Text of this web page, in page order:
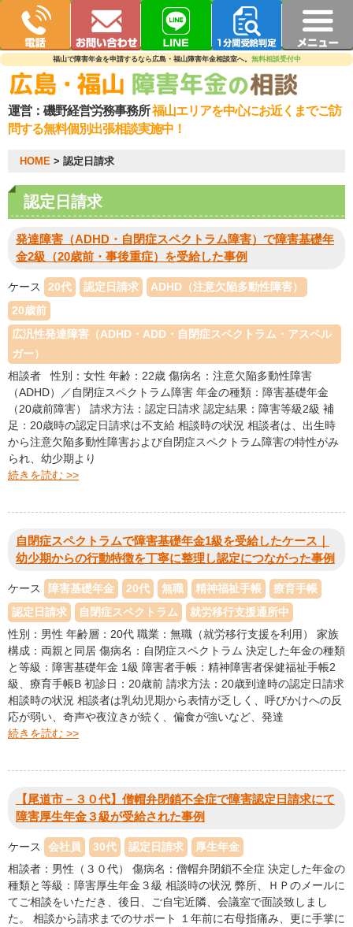
福山で障害年金を申請するなら広島・福山障害年金相談室へ。 無料相談受付中
運営： 磯野経営労務事務所福山エリアを中心にお近くまでご訪
問する無料個別出張相談実施中！
HOME > 認定日請求
認定日請求
発達障害（ADHD・自閉症スペクトラム障害）で障害基礎年
金2級（20歳前・事後重症）を受給した事例
ケース 20代 認定日請求
ADHD（注意欠陥多動性障害）
20歳前
広汎性発達障害（ADHD・ADD・自閉症スペクトラム・アスペル
ガー）
相談者 性別：女性 年齢：22歳 傷病名：注意欠陥多動性障害
（ADHD）／自閉症スペクトラム障害 年金の種類：障害基礎年金
（20歳前障害） 請求方法：認定日請求 認定結果：障害等級2級 補
足：20歳時の認定日請求は不支給 相談時の状況 相談者は、出生時
から注意欠陥多動性障害および自閉症スペクトラム障害の特性がみ
られ、幼少期より
続きを読む >>
自閉症スペクトラムで障害基礎年金1級を受給したケース｜
幼少期からの行動特徴を丁寧に整理し認定につながった事例
ケース 障害基礎年金 20代 無職 精神福祉手帳
療育手帳
認定日請求
自閉症スペクトラム
就労移行支援通所中
性別：男性 年齢層：20代 職業：無職（就労移行支援を利用） 家族
構成：両親と同居 傷病名：自閉症スペクトラム 決定した年金の種類
と等級：障害基礎年金 1級 障害者手帳：精神障害者保健福祉手帳2
級、療育手帳B 初診日：20歳前 請求方法：20歳到達時の認定日請求
相談時の状況 相談者は乳幼児期から表情が乏しく、呼びかけへの反
応が弱い、奇声や夜泣きが続く、偏食が強いなど、発達
続きを読む >>
【尾道市－３０代】僧帽弁閉鎖不全症で障害認定日請求にて
障害厚生年金３級が受給された事例
ケース 会社員 30代 認定日請求
厚生年金
相談者：男性（３０代） 傷病名：僧帽弁閉鎖不全症 決定した年金の
種類と等級：障害厚生年金３級 相談時の状況 弊所、ＨＰのメールに
てご相談をいただき、後日、ご自宅近隣、会議室で面談致しまし
た。 相談から請求までのサポート １年前に右母指痛み、更に手掌に